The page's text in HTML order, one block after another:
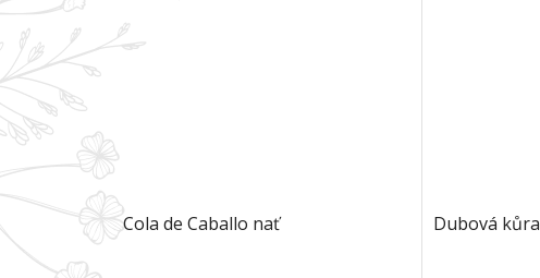
Cola de Caballo nať Dubová kůra